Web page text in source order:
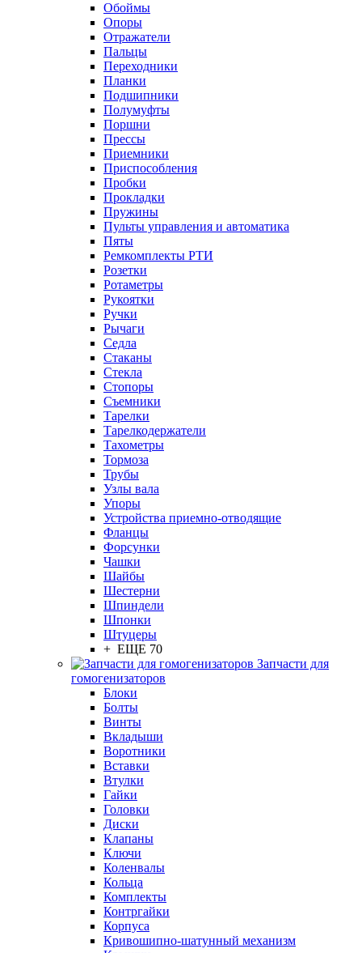
Обоймы
Опоры
Отражатели
Пальцы
Переходники
Планки
Подшипники
Полумуфты
Поршни
Прессы
Приемники
Приспособления
Пробки
Прокладки
Пружины
Пульты управления и автоматика
Пяты
Ремкомплекты РТИ
Розетки
Ротаметры
Рукоятки
Ручки
Рычаги
Седла
Стаканы
Стекла
Стопоры
Съемники
Тарелки
Тарелкодержатели
Тахометры
Тормоза
Трубы
Узлы вала
Упоры
Устройства приемно-отводящие
Фланцы
Форсунки
Чашки
Шайбы
Шестерни
Шпиндели
Шпонки
Штуцеры
+ ЕЩЕ 70
Запчасти для
гомогенизаторов
Блоки
Болты
Винты
Вкладыши
Воротники
Вставки
Втулки
Гайки
Головки
Диски
Клапаны
Ключи
Коленвалы
Кольца
Комплекты
Контргайки
Корпуса
Кривошипно-шатунный механизм